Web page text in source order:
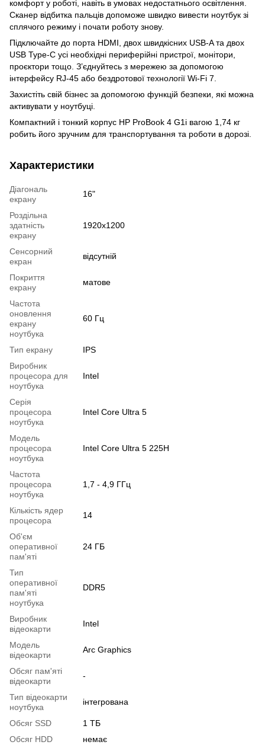
комфорт у роботі, навіть в умовах недостатнього освітлення.
Сканер відбитка пальців допоможе швидко вивести ноутбук зі
сплячого режиму і почати роботу знову.
Підключайте до порта HDMI, двох швидкісних USB-A та двох
USB Type-C усі необхідні периферійні пристрої, монітори,
проєктори тощо. З’єднуйтесь з мережею за допомогою
інтерфейсу RJ-45 або бездротової технології Wi-Fi 7.
Захистіть свій бізнес за допомогою функцій безпеки, які можна
активувати у ноутбуці.
Компактний і тонкий корпус HP ProBook 4 G1i вагою 1,74 кг
робить його зручним для транспортування та роботи в дорозі.
Характеристики
Діагональ
екрану
16"
Роздільна
здатність
екрану
1920x1200
Сенсорний
екран
відсутній
Покриття
екрану
матове
Частота
оновлення
екрану
ноутбука
60 Гц
Тип екрану
IPS
Виробник
процесора для
ноутбука
Intel
Серія
процесора
ноутбука
Intel Core Ultra 5
Модель
процесора
ноутбука
Intel Core Ultra 5 225H
Частота
процесора
ноутбука
1,7 - 4,9 ГГц
Кількість ядер
процесора
14
Об'єм
оперативної
пам'яті
24 ГБ
Тип
оперативної
пам'яті
ноутбука
DDR5
Виробник
відеокарти
Intel
Модель
відеокарти
Arc Graphics
Обсяг пам'яті
відеокарти
-
Тип відеокарти
ноутбука
інтегрована
Обсяг SSD
1 ТБ
Обсяг HDD
немає